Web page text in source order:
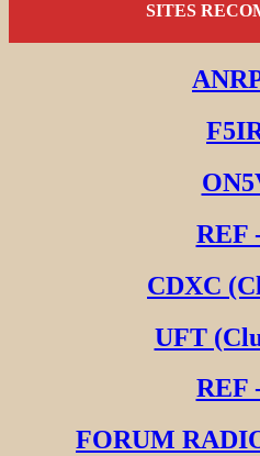
SITES
REF
CDXC
UFT
REF
FORUM